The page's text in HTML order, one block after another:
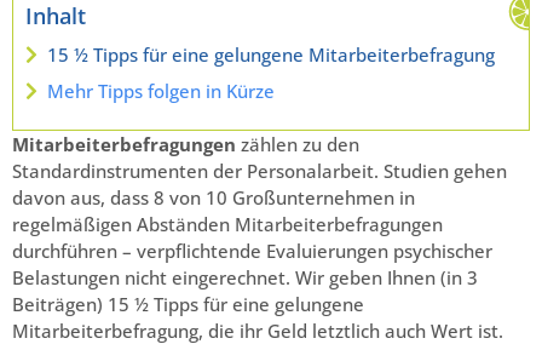
Inhalt
15 ½ Tipps für eine gelungene Mitarbeiterbefragung
Mehr Tipps folgen in Kürze
Mitarbeiterbefragungen zählen zu den
Standardinstrumenten der Personalarbeit. Studien gehen
davon aus, dass 8 von 10 Großunternehmen in
regelmäßigen Abständen Mitarbeiterbefragungen
durchführen – verpflichtende Evaluierungen psychischer
Belastungen nicht eingerechnet. Wir geben Ihnen (in 3
Beiträgen) 15 ½ Tipps für eine gelungene
Mitarbeiterbefragung, die ihr Geld letztlich auch Wert ist.